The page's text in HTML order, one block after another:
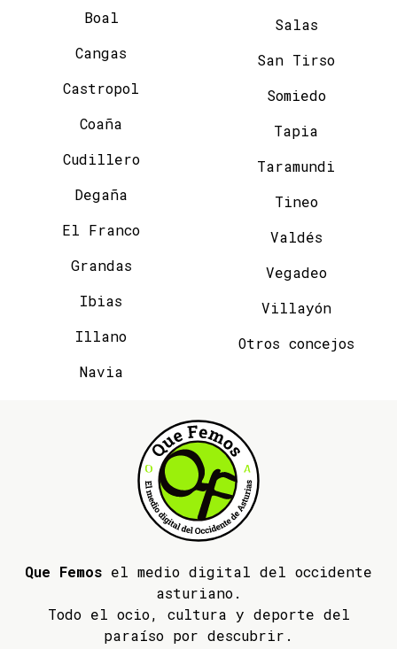
Boal
Cangas
Castropol
Coaña
Cudillero
Degaña
El Franco
Grandas
Ibias
Illano
Navia
Salas
San Tirso
Somiedo
Tapia
Taramundi
Tineo
Valdés
Vegadeo
Villayón
Otros concejos
Que Femos el medio digital del occidente
asturiano.
Todo el ocio, cultura y deporte del
paraíso por descubrir.